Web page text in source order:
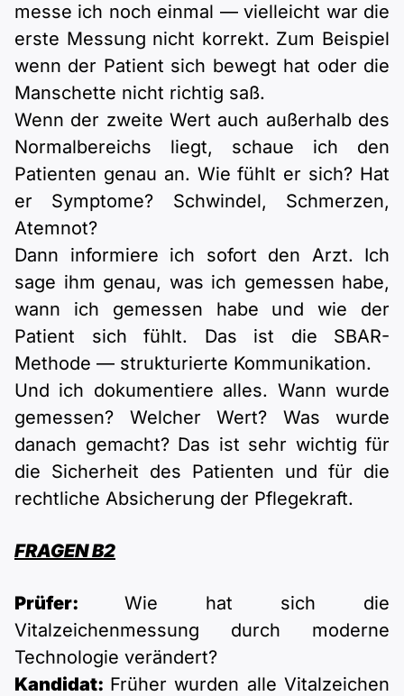
messe ich noch einmal — vielleicht war die
erste Messung nicht korrekt. Zum Beispiel
wenn der Patient sich bewegt hat oder die
Manschette nicht richtig saß.
Wenn der zweite Wert auch außerhalb des
Normalbereichs liegt, schaue ich den
Patienten genau an. Wie fühlt er sich? Hat
er Symptome? Schwindel, Schmerzen,
Atemnot?
Dann informiere ich sofort den Arzt. Ich
sage ihm genau, was ich gemessen habe,
wann ich gemessen habe und wie der
Patient sich fühlt. Das ist die SBAR-
Methode — strukturierte Kommunikation.
Und ich dokumentiere alles. Wann wurde
gemessen? Welcher Wert? Was wurde
danach gemacht? Das ist sehr wichtig für
die Sicherheit des Patienten und für die
rechtliche Absicherung der Pflegekraft.
FRAGEN B2
Prüfer: Wie hat sich die
Vitalzeichenmessung durch moderne
Technologie verändert?
Kandidat: Früher wurden alle Vitalzeichen